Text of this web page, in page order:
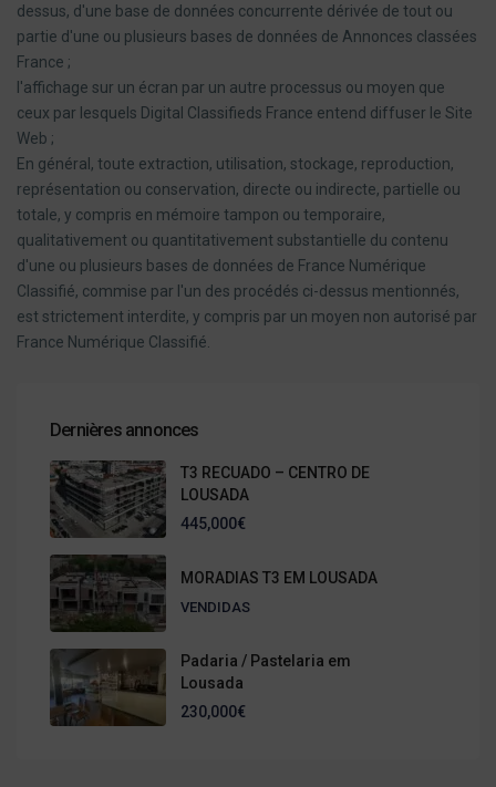
dessus, d'une base de données concurrente dérivée de tout ou
partie d'une ou plusieurs bases de données de Annonces classées
France ;
l'affichage sur un écran par un autre processus ou moyen que
ceux par lesquels Digital Classifieds France entend diffuser le Site
Web ;
En général, toute extraction, utilisation, stockage, reproduction,
représentation ou conservation, directe ou indirecte, partielle ou
totale, y compris en mémoire tampon ou temporaire,
qualitativement ou quantitativement substantielle du contenu
d'une ou plusieurs bases de données de France Numérique
Classifié, commise par l'un des procédés ci-dessus mentionnés,
est strictement interdite, y compris par un moyen non autorisé par
France Numérique Classifié.
Dernières annonces
T3 RECUADO – CENTRO DE
LOUSADA
445,000€
MORADIAS T3 EM LOUSADA
VENDIDAS
Padaria / Pastelaria em
Lousada
230,000€